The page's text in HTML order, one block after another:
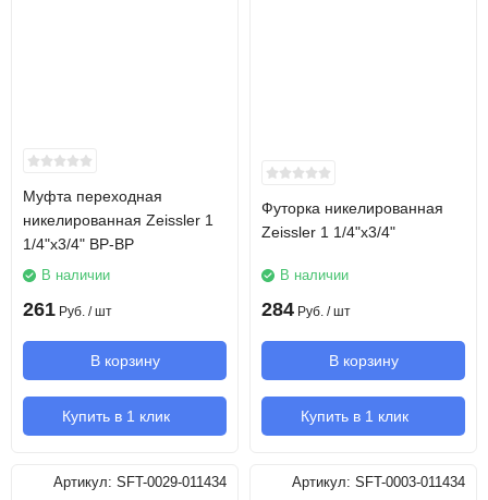
Муфта переходная
никелированная Zeissler 1
1/4"х3/4" ВР-ВР
В наличии
261 Руб. / шт
В корзину
Купить в 1 клик
Футорка никелированная
Zeissler 1 1/4"х3/4"
В наличии
284 Руб. / шт
В корзину
Купить в 1 клик
Артикул: SFT-0029-011434 Артикул: SFT-0003-011434